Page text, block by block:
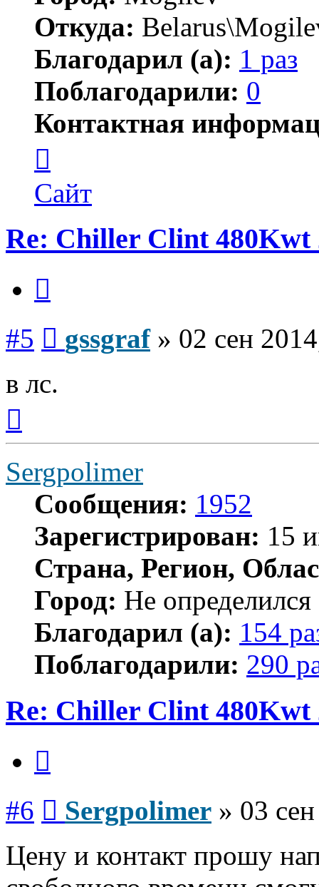
Откуда:
Благодарил (а): 1 раз
Поблагодарили: 0
Контактная
пользователя
gssgraf
Сайт
Re: Chiller Clint 480Kwt
#5 gssgraf» 02 сен
в лс.
началу
Sergpolimer
Сообщения: 1952
Зарегистрирован: 15
Страна, Регион,
Город: Не определился
Благодарил (а): 154
Поблагодарили: 290
Re: Chiller Clint 480Kwt
#6 Sergpolimer » 03
Цену и контакт прошу